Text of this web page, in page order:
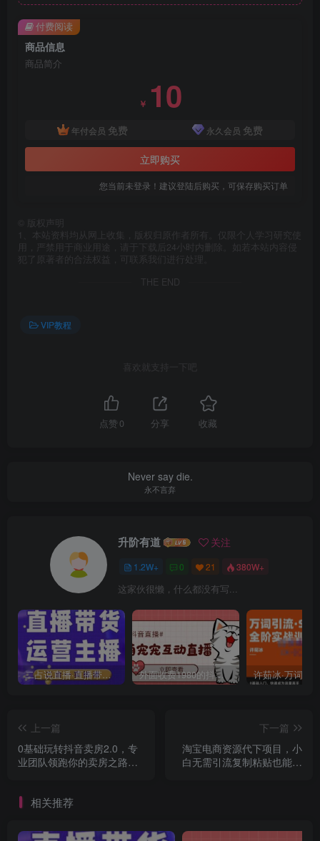
商品信息
商品简介
￥ 10
年付会员 免费 永久会员 免费
立即购买
您当前未登录！建议登陆后购买，可保存购买订单
付费阅读
版权声明
1、本站资料均从网上收集，版权归原作者所有。仅限个人学习研究使
用，严禁用于商业用途，请于下载后24小时内删除。如若本站内容侵
犯了原著者的合法权益，可联系我们进行处理。
THE END
VIP教程
喜欢就支持一下吧
点赞 0 分享 收藏
Never say die.
永不言弃
升阶有道 关注
1.2W+ 0 21 380W+
这家伙很懒，什么都没有写...
二占说直播·直播带货主播运营课程，主播运营二合一实操课 外面收费1980的抖音萌宠宠直播项目，可虚拟人直播，抖音报白，实时互动直播【软件+详细教程】
上一篇
0基础玩转抖音卖房2.0，专
业团队领跑你的卖房之路，
下一篇
淘宝电商资源代下项目，小
白无需引流复制粘贴也能日
相关推荐